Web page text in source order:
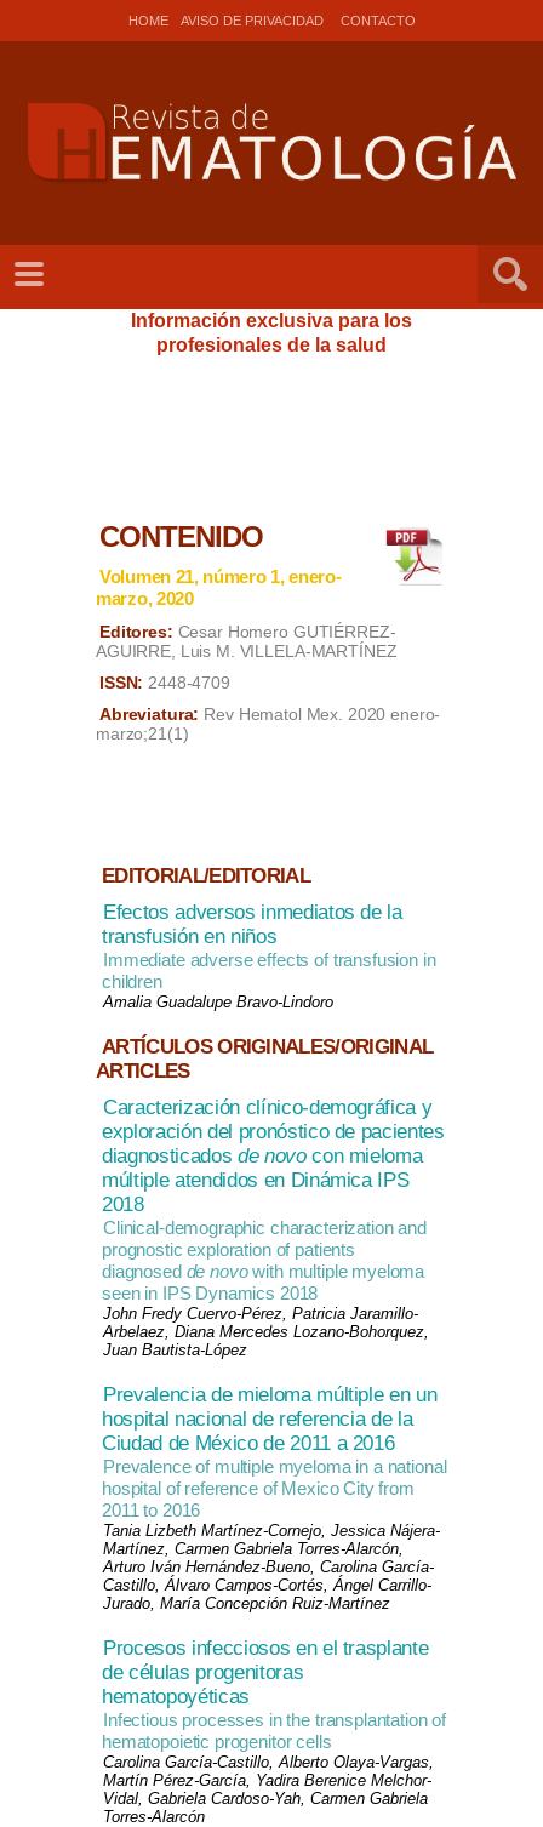
HOME AVISO DE PRIVACIDAD CONTACTO
Información exclusiva para los
profesionales de la salud
CONTENIDO
Volumen 21, número 1, enero-
marzo, 2020
Editores: Cesar Homero GUTIÉRREZ-
AGUIRRE, Luis M. VILLELA-MARTÍNEZ
ISSN: 2448-4709
Abreviatura: Rev Hematol Mex. 2020 enero-
marzo;21(1)
EDITORIAL/EDITORIAL
Efectos adversos inmediatos de la
transfusión en niños
Immediate adverse effects of transfusion in
children
Amalia Guadalupe Bravo-Lindoro
ARTÍCULOS ORIGINALES/ORIGINAL
ARTICLES
Caracterización clínico-demográfica y
exploración del pronóstico de pacientes
diagnosticados de novocon mieloma
múltiple atendidos en Dinámica IPS
2018
Clinical-demographic characterization and
prognostic exploration of patients
diagnosed de novowith multiple myeloma
seen in IPS Dynamics 2018
John Fredy Cuervo-Pérez, Patricia Jaramillo-
Arbelaez, Diana Mercedes Lozano-Bohorquez,
Juan Bautista-López
Prevalencia de mieloma múltiple en un
hospital nacional de referencia de la
Ciudad de México de 2011 a 2016
Prevalence of multiple myeloma in a national
hospital of reference of Mexico City from
2011 to 2016
Tania Lizbeth Martínez-Cornejo, Jessica Nájera-
Martínez, Carmen Gabriela Torres-Alarcón,
Arturo Iván Hernández-Bueno, Carolina García-
Castillo, Álvaro Campos-Cortés, Ángel Carrillo-
Jurado, María Concepción Ruiz-Martínez
Procesos infecciosos en el trasplante
de células progenitoras
hematopoyéticas
Infectious processes in the transplantation of
hematopoietic progenitor cells
Carolina García-Castillo, Alberto Olaya-Vargas,
Martín Pérez-García, Yadira Berenice Melchor-
Vidal, Gabriela Cardoso-Yah, Carmen Gabriela
Torres-Alarcón